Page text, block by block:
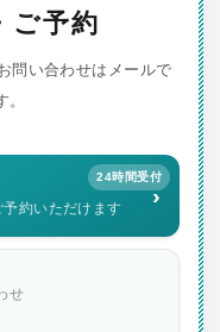
ご予約
問い合わせはメールで
24時間受付
約いただけます ›
せ